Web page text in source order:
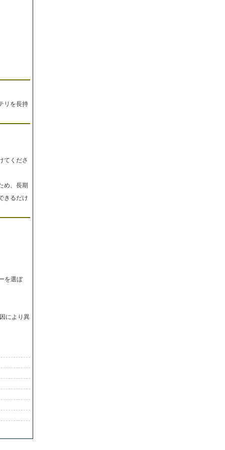
リを長持
てくださ
め、長期
きるだけ
を選ぼ
により異